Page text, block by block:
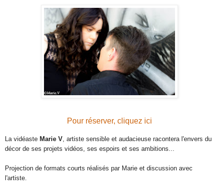
Pour réserver, cliquez ici
La vidéaste Marie V , artiste sensible et audacieuse racontera l'envers du
décor de ses projets vidéos, ses espoirs et ses ambitions...
Projection de formats courts réalisés par Marie et discussion avec
l'artiste.